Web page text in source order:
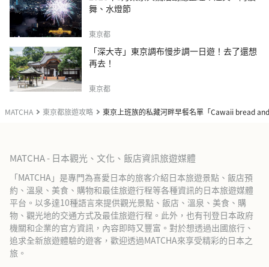
MATCHA 東京都旅遊攻略 東京上班族的私藏河畔早餐名單「Cawaii bread
舞、水燈節
東京都
「深大寺」東京調布慢步調一日遊！去了還想
再去！
東京都
MATCHA - 日本觀光、文化、飯店資訊旅遊媒體
「MATCHA」是專門為喜愛日本的旅客介紹日本旅遊景點、飯店預
約、溫泉、美食、購物和最佳旅遊行程等各種資訊的日本旅遊媒體
平台。以多達10種語言來提供觀光景點、飯店、溫泉、美食、購
物、觀光地的交通方式及最佳旅遊行程。此外，也有刊登日本政府
機關和企業的官方資訊，內容即時又豐富。對於想透過出國旅行、
追求全新旅遊體驗的遊客，歡迎透過MATCHA來享受精彩的日本之
旅。